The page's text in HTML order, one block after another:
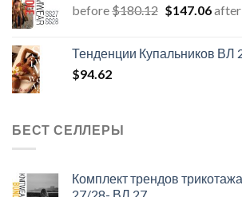
before$180.12
$180.12.
$147.06after
Тенденции Купальников ВЛ
$94.62
БЕСТ СЕЛЛЕРЫ
Комплект трендов